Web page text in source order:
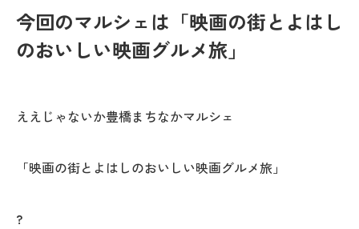
今回のマルシェは「映画の街とよはし
のおいしい映画グルメ旅」
ええじゃないか豊橋まちなかマルシェ
「映画の街とよはしのおいしい映画グルメ旅」
?